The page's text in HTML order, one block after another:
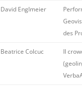
David Englmeier
des
Beatrice Colcuc
Il